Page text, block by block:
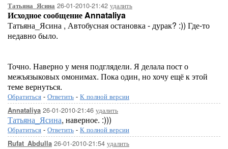
Татьяна_Ясина 26-01-2010-21:42 удалить
Исходное сообщение Annataliya
Татьяна_Ясина , Автобусная остановка - дурак? :)) Где-то
недавно было.
Точно. Наверно у меня подглядели. Я делала пост о
межъязыковых омонимах. Пока один, но хочу ещё к этой
теме вернуться.
Обратиться - Ответить - К полной версии
Annataliya 26-01-2010-21:46 удалить
Татьяна_Ясина, наверное. :)))
Обратиться - Ответить - К полной версии
Rufat_Abdulla 26-01-2010-21:54 удалить